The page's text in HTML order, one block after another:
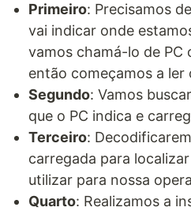
Primeiro: Precisamos
vai indicar onde
vamos chamá-lo de PC
então começamos a ler
Segundo: Vamos
que o PC indica e
Terceiro:
carregada para
utilizar para nossa
Quarto: Realizamos a